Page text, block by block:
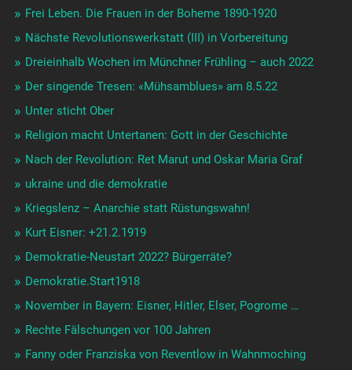
Frei Leben. Die Frauen in der Boheme 1890-1920
Nächste Revolutionswerkstatt (III) in Vorbereitung
Dreieinhalb Wochen im Münchner Frühling – auch 2022
Der singende Tresen: «Mühsamblues» am 8.5.22
Unter sticht Ober
Religion macht Untertanen: Gott in der Geschichte
Nach der Revolution: Ret Marut und Oskar Maria Graf
ukraine und die demokratie
Kriegslenz – Anarchie statt Rüstungswahn!
Kurt Eisner: +21.2.1919
Demokratie-Neustart 2022? Bürgerräte?
Demokratie.Start1918
November in Bayern: Eisner, Hitler, Elser, Pogrome …
Rechte Fälschungen vor 100 Jahren
Fanny oder Franziska von Reventlow in Wahnmoching